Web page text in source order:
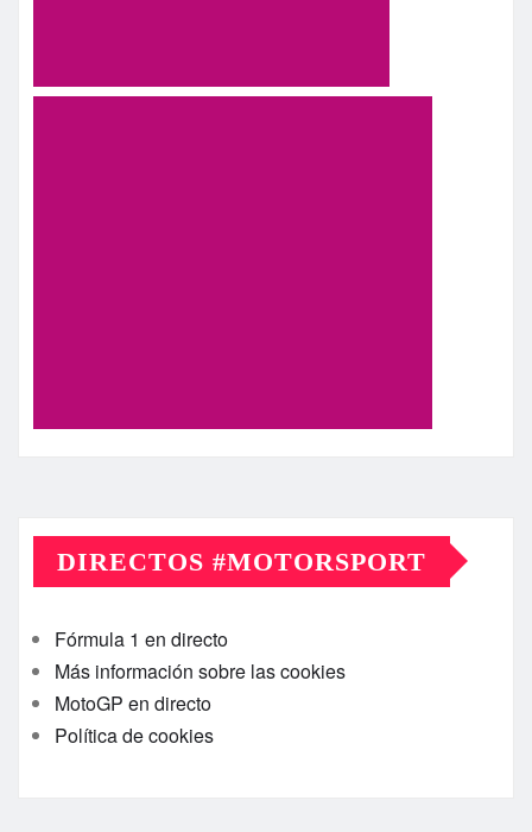
DIRECTOS #MOTORSPORT
Fórmula 1 en directo
Más información sobre las cookies
MotoGP en directo
Política de cookies